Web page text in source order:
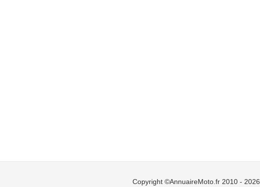
Copyright ©AnnuaireMoto.fr 2010 - 2026